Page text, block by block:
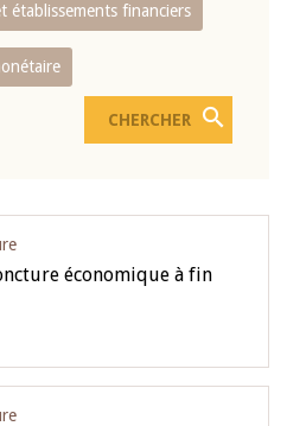
établissements financiers
économique à fin